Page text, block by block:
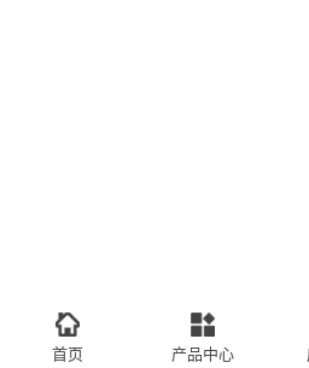
首页 产品中心